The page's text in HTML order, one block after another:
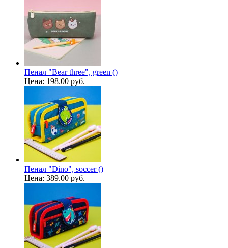
Пенал "Bear three", green ()
Цена: 198.00 руб.
Пенал "Dino", soccer ()
Цена: 389.00 руб.